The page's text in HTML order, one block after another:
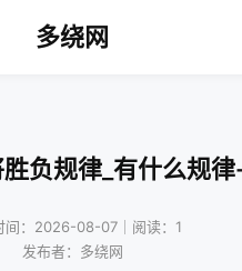
多绕网
负规律_有什么规
间：2026-08-07｜阅读：1
发布者：多绕网